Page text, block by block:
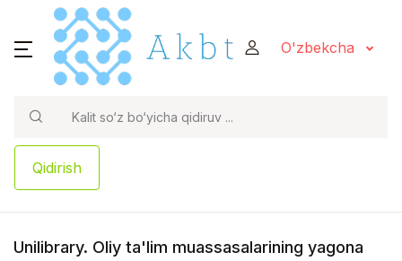
O'zbekcha
Qidirish
Unilibrary. Oliy ta'lim muassasalarining yagona